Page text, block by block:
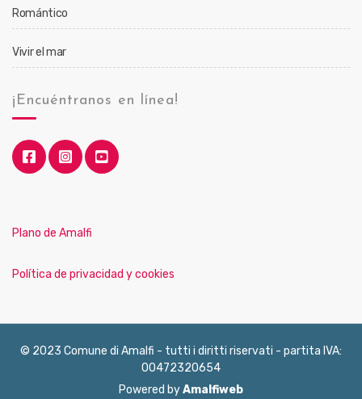
Romántico
Vivir el mar
¡Encuéntranos en línea!
Plano de Amalfi
Política de privacidad y cookies
© 2023 Comune di Amalfi - tutti i diritti riservati - partita IVA:
00472320654
Powered byAmalfiweb